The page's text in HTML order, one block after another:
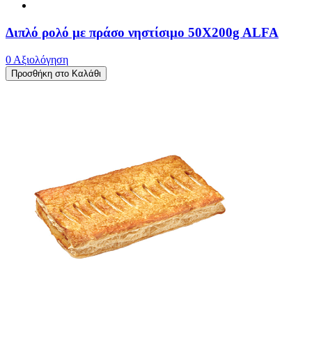
Διπλό ρολό με πράσο νηστίσιμο 50X200g ALFA
0 Αξιολόγηση
Προσθήκη στο Καλάθι